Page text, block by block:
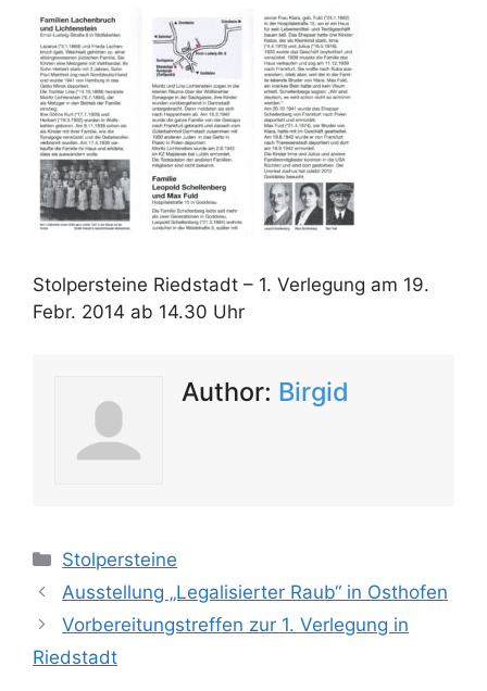
Stolpersteine Riedstadt – 1. Verlegung am 19.
Febr. 2014 ab 14.30 Uhr
Author: Birgid
Kategorien
Stolpersteine
Ausstellung „Legalisierter Raub“ in Osthofen
Vorbereitungstreffen zur 1. Verlegung in
Riedstadt